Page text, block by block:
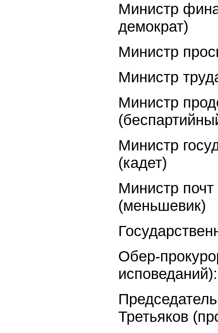
Министр
демократ)
Министр
Министр
Министр
Министр
(кадет)
Министр
(меньшевик)
Обер-
Третьяков